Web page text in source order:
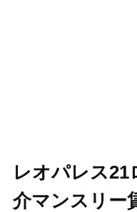
レオパレス21
介マンスリー